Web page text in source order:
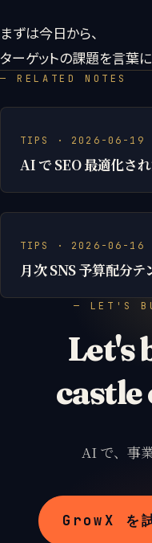
まずは今日から、
ターゲットの課題を言葉
— RELATED NOTES
TIPS · 2026-06-19
AI で SEO 最適化さ
TIPS · 2026-06-16
月次 SNS 予算配分
— LET'S
Let's
AI で、事
GrowX を